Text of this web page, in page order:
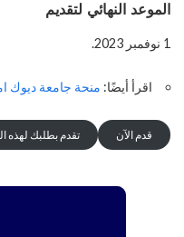
الموعد النهائي لتقديم
1 نوفمبر 2023.
اقرأ أيضًا: منحة جامعة ديوك امريكا 2024
قدم الآن تقدم بطلبك لهذه